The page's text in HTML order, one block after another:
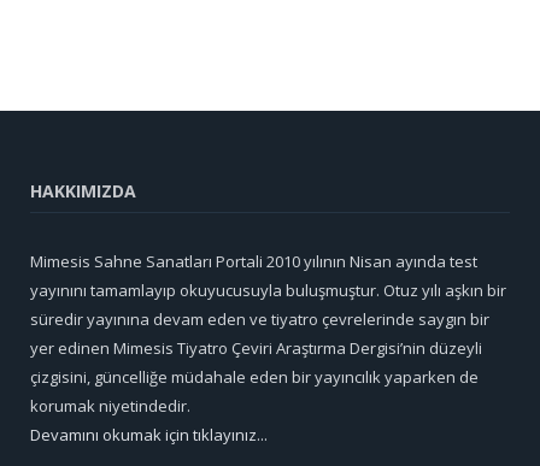
HAKKIMIZDA
Mimesis Sahne Sanatları Portali 2010 yılının Nisan ayında test
yayınını tamamlayıp okuyucusuyla buluşmuştur. Otuz yılı aşkın bir
süredir yayınına devam eden ve tiyatro çevrelerinde saygın bir
yer edinen Mimesis Tiyatro Çeviri Araştırma Dergisi’nin düzeyli
çizgisini, güncelliğe müdahale eden bir yayıncılık yaparken de
korumak niyetindedir.
Devamını okumak için tıklayınız...